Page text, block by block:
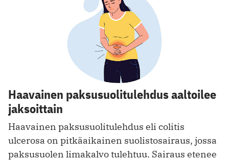
Haavainen paksusuolitulehdus aaltoilee
jaksoittain
Haavainen paksusuolitulehdus eli colitis
ulcerosa on pitkäaikainen suolistosairaus, jossa
paksusuolen limakalvo tulehtuu. Sairaus etenee